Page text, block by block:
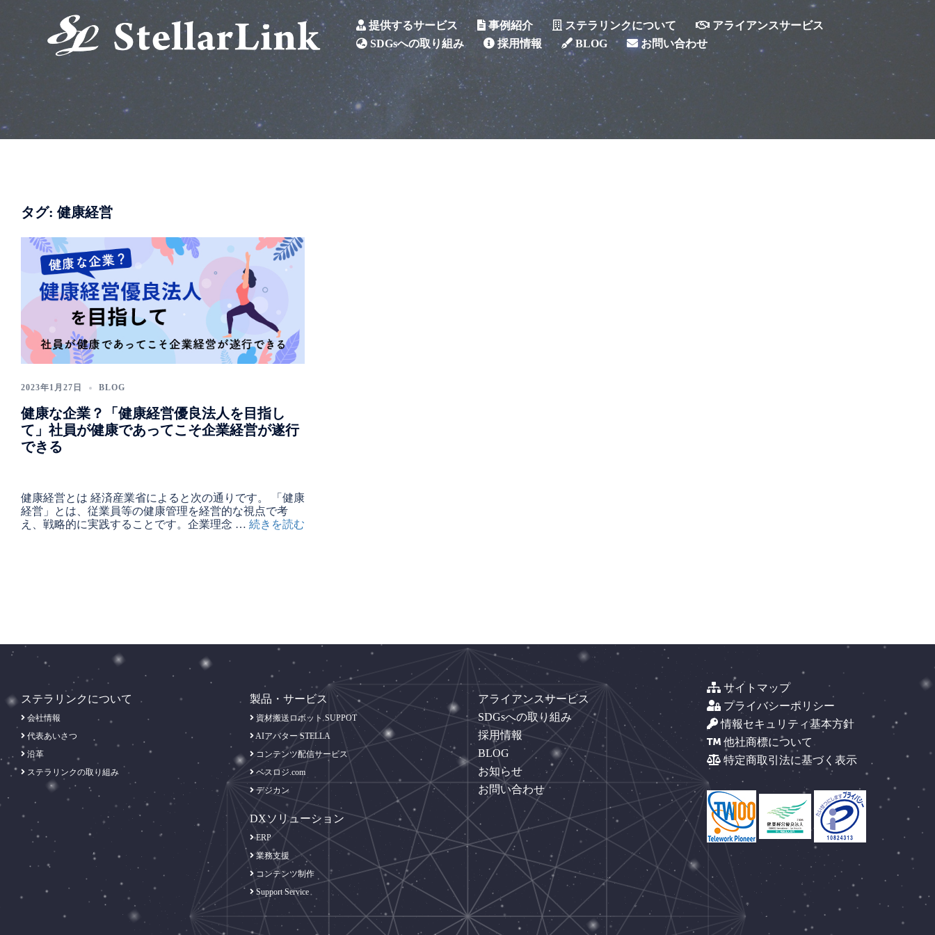
ン
ス
提供するサービス 事例紹介 ステラリンクについて
アライアンスサービス
SDGsへの取り組み
採用情報 BLOG お問い合わせ
タグ: 健康経営
2023年1月27日 BLOG
健康な企業？「健康経営優良法人を目指し
て」社員が健康であってこそ企業経営が遂行
できる
健康経営とは 経済産業省によると次の通りです。 「健康
経営」とは、従業員等の健康管理を経営的な視点で考
え、戦略的に実践することです。企業理念 … 続きを読む
ステラリンクについて
会社情報
代表あいさつ
沿革
ステラリンクの取り組み
製品・サービス
資材搬送ロボット SUPPOT
AIアバター STELLA
コンテンツ配信サービス
ベスロジ.com
デジカン
DXソリューション
ERP
業務支援
コンテンツ制作
Support Service
アライアンスサービス
SDGsへの取り組み
採用情報
BLOG
お知らせ
お問い合わせ
サイトマップ
プライバシーポリシー
情報セキュリティ基本方針
他社商標について
特定商取引法に基づく表示